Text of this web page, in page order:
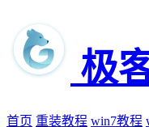
极
首页 重装教程 win7教程